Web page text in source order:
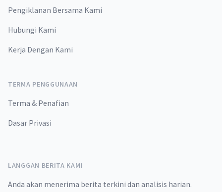
Pengiklanan Bersama Kami
Hubungi Kami
Kerja Dengan Kami
TERMA PENGGUNAAN
Terma & Penafian
Dasar Privasi
LANGGAN BERITA KAMI
Anda akan menerima berita terkini dan analisis harian.